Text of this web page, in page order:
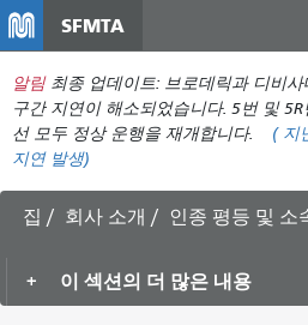
컨
텐
츠
건
너
SFMTA
알림 최종 업데이트: 브로데릭과 디비
구간 지연이 해소되었습니다. 5번 및
선 모두 정상 운행을 재개합니다.
( 지
지연 발생)
집 회사 소개 인종 평등 및 소
이 섹션의 더 많은 내용